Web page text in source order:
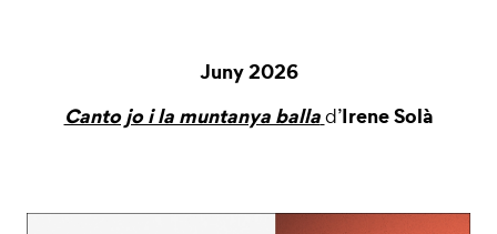
Juny 2026
Canto jo i la muntanya ballad’Irene Solà